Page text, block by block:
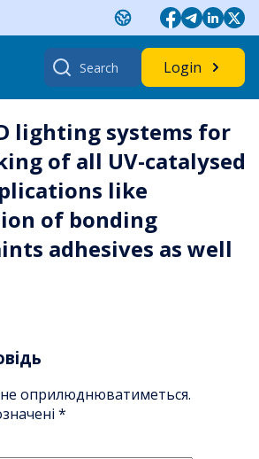
Search
for:
Login
lighting systems for
of all UV-catalysed
like
of bonding
adhesives as well
оприлюднюватиметься.
*